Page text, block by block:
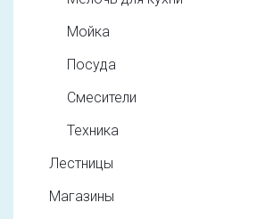
Мойка
Посуда
Смесители
Техника
Лестницы
Магазины